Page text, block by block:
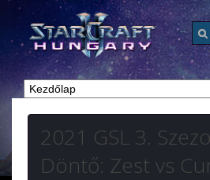
2021 GSL 3.
Döntő: Zest vs